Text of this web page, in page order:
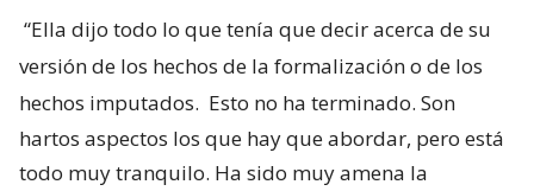
“Ella dijo todo lo que tenía que decir acerca de su
versión de los hechos de la formalización o de los
hechos imputados. Esto no ha terminado. Son
hartos aspectos los que hay que abordar, pero está
todo muy tranquilo. Ha sido muy amena la